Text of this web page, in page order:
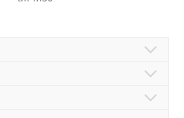
mit seinem Netzteil.